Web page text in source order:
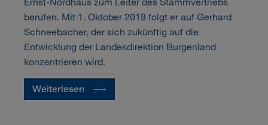
berufen. Mit 1. Oktober 2019 folgt er auf Gerhard
Schneebacher, der sich zukünftig auf die
Entwicklung der Landesdirektion Burgenland
konzentrieren wird.
Weiterlesen